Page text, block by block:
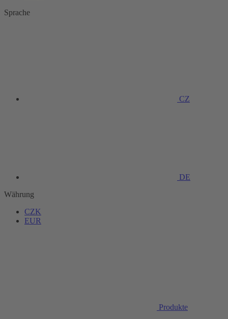
Sprache
CZ
DE
Währung
CZK
EUR
Produkte